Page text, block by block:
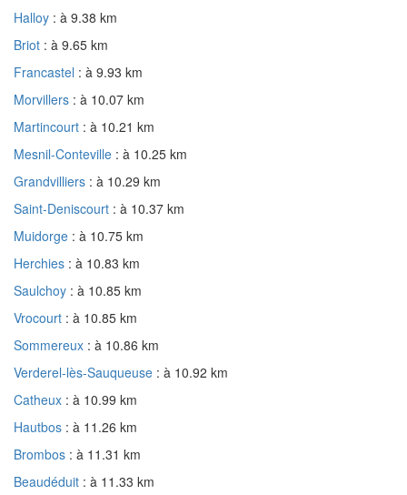
Halloy : à 9.38 km
Briot : à 9.65 km
Francastel : à 9.93 km
Morvillers : à 10.07 km
Martincourt : à 10.21 km
Mesnil-Conteville : à 10.25 km
Grandvilliers : à 10.29 km
Saint-Deniscourt : à 10.37 km
Muidorge : à 10.75 km
Herchies : à 10.83 km
Saulchoy : à 10.85 km
Vrocourt : à 10.85 km
Sommereux : à 10.86 km
Verderel-lès-Sauqueuse : à 10.92 km
Catheux : à 10.99 km
Hautbos : à 11.26 km
Brombos : à 11.31 km
Beaudéduit : à 11.33 km